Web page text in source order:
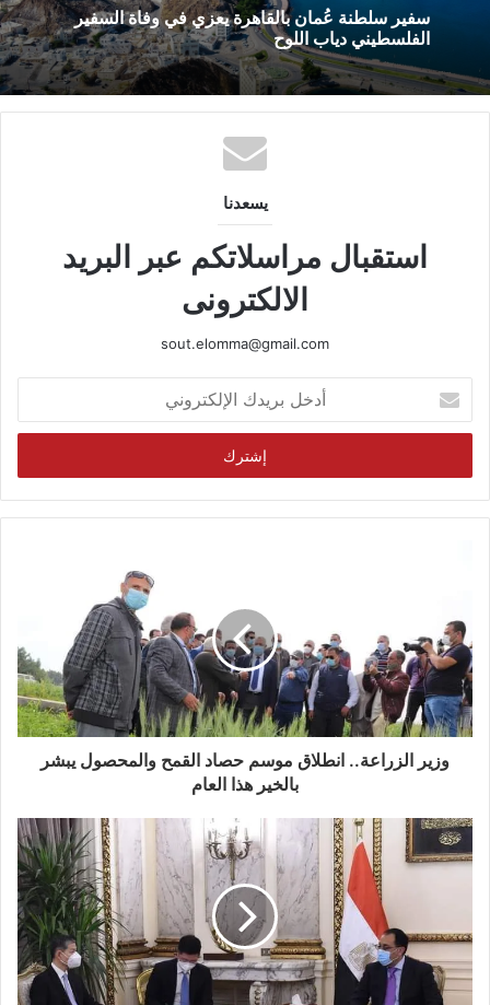
سفير سلطنة عُمان بالقاهرة يعزي في وفاة السفير
الفلسطيني دياب اللوح
يسعدنا
استقبال مراسلاتكم عبر البريد
الالكترونى
sout.elomma@gmail.com
بريدك
الإلكتروني
وزير الزراعة.. انطلاق موسم حصاد القمح والمحصول يبشر
بالخير هذا العام